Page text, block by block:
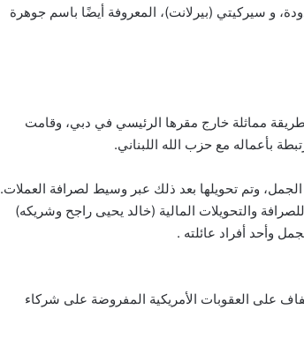
و سيركيتي (بيرلانت)، المعروفة أيضًا باسم جوهرة
مماثلة خارج مقرها الرئيسي في دبي، وقامت
بأعماله مع حزب الله اللبناني.
وتم تحويلها بعد ذلك عبر وسيط لصرافة العملات.
والتحويلات المالية (خالد يحيى راجح وشريكه)
وأحد أفراد عائلته .
دافوس في عام 2021 كوسيلة للالتفاف على العقوبات الأمريكية المفروضة على شركاء